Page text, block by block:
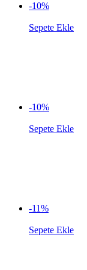
-10%
Sepete Ekle
-10%
Sepete Ekle
-11%
Sepete Ekle